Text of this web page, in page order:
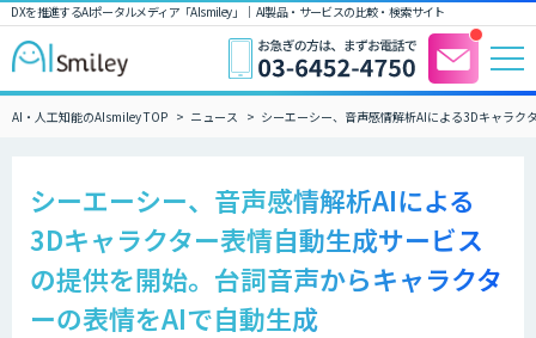
DXを推進するAIポータルメディア「AIsmiley」｜ AI製品・サービスの比較・検索サイト
AI・人工知能のAIsmiley TOP ニュース シーエーシー、音声感情解析AIによる3Dキャラ
シーエーシー、音声感情解析AIによる
3Dキャラクター表情自動生成サービス
の提供を開始。台詞音声からキャラクタ
ーの表情をAIで自動生成